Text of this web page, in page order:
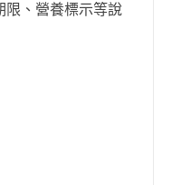
限、營養標示等說